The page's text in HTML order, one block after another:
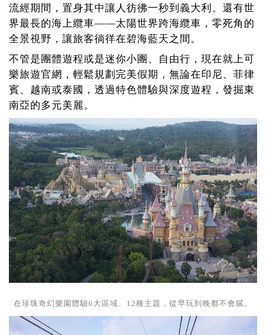
流經期間，置身其中讓人彷彿一秒到義大利。還有世
界最長的海上纜車——太陽世界跨海纜車，零死角的
全景視野，讓旅客徜徉在碧海藍天之間。
不管是團體遊程或是迷你小團、自由行，現在就上可
樂旅遊官網，輕鬆規劃完美假期，無論在印尼、菲律
賓、越南或泰國，透過特色體驗與深度遊程，發掘東
南亞的多元美麗。
在珍珠奇幻樂園體驗6大區域、12種主題，從早玩到晚都不會膩。